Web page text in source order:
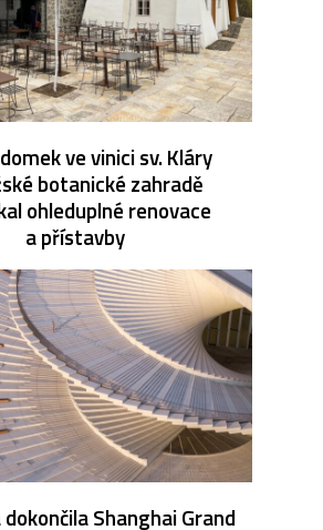
ve vinici sv. Kláry
botanické zahradě
ohleduplné renovace
a přístavby
Shanghai Grand